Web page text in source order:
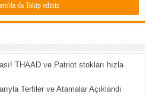
da Takip ediniz
THAAD ve Patriot stokları hızla
Terfiler ve Atamalar Açıklandı